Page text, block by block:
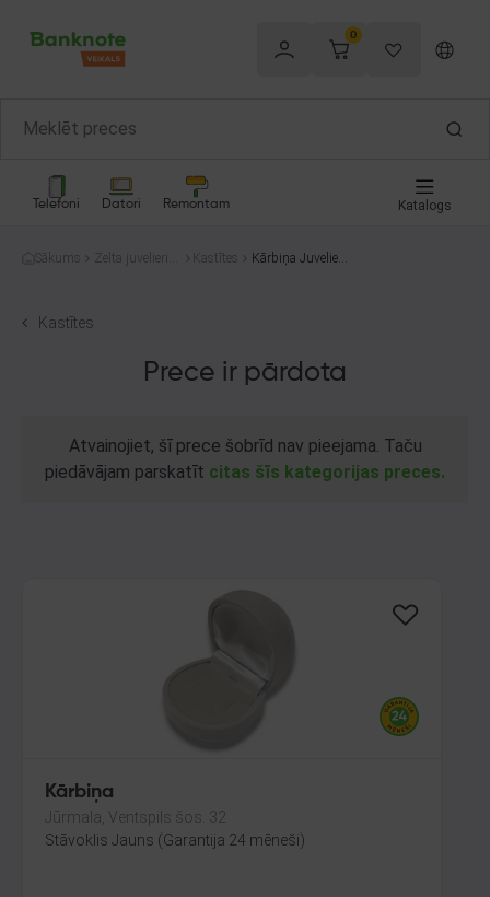
0
Telefoni Datori Remontam Katalogs
Sākums
Zelta juvelierizs
Kastītes
Kārbiņa Juvelieri
Kastītes
Prece ir pārdota
Atvainojiet, šī prece šobrīd nav pieejama. Taču
piedāvājam parskatīt citas šīs kategorijas preces.
Kārbiņa
Jūrmala, Ventspils šos. 32
Stāvoklis Jauns (Garantija 24 mēneši)